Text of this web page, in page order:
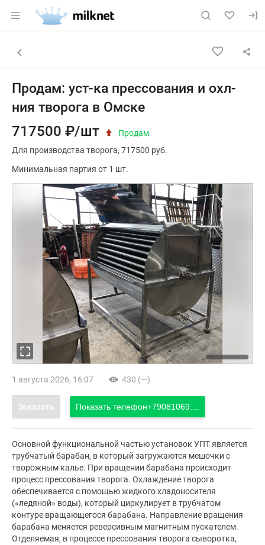
Раздел навигации по сайту milknet.ru
Объявление: Продам: уст-ка
Навигация и управление объявлением
Назад к списку объявлений
Продам: уст-ка прессования и охл-
ния творога в Омске
717500 ₽/шт
Продам
Для производства творога 717500 руб.
Минимальная партия от 1 шт.
1 августа 2026, 16:07 430 (—)
Заказать Показать телефон+79081069....
Основной функциональной частью установок УПТ является
трубчатый барабан, в который загружаются мешочки с
творожным калье. При вращении барабана происходит
процесс прессования творога. Охлаждение творога
обеспечивается с помощью жидкого хладоносителя
(«ледяной» воды), который циркулирует в трубчатом
контуре вращающегося барабана. Направление вращения
барабана меняется реверсивным магнитным пускателем.
Отделяемая, в процессе прессования творога сыворотка,